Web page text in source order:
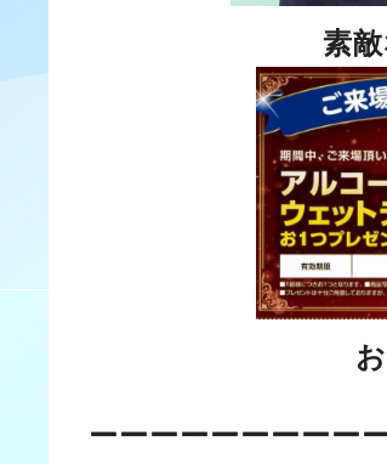
素
ーーーーーーーーー